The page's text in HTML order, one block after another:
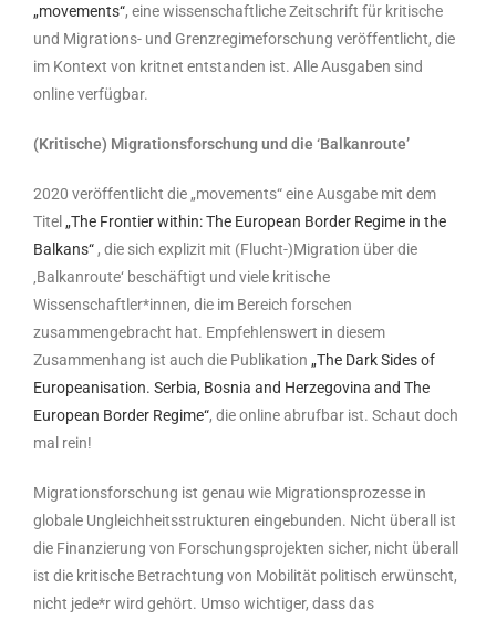
„movements“, eine wissenschaftliche Zeitschrift für kritische
und Migrations- und Grenzregimeforschung veröffentlicht, die
im Kontext von kritnet entstanden ist. Alle Ausgaben sind
online verfügbar.
(Kritische) Migrationsforschung und die ‘Balkanroute’
2020 veröffentlicht die „movements“ eine Ausgabe mit dem
Titel „The Frontier within: The European Border Regime in the
Balkans“ , die sich explizit mit (Flucht-)Migration über die
‚Balkanroute‘ beschäftigt und viele kritische
Wissenschaftler*innen, die im Bereich forschen
zusammengebracht hat. Empfehlenswert in diesem
Zusammenhang ist auch die Publikation „The Dark Sides of
Europeanisation. Serbia, Bosnia and Herzegovina and The
European Border Regime“, die online abrufbar ist. Schaut doch
mal rein!
Migrationsforschung ist genau wie Migrationsprozesse in
globale Ungleichheitsstrukturen eingebunden. Nicht überall ist
die Finanzierung von Forschungsprojekten sicher, nicht überall
ist die kritische Betrachtung von Mobilität politisch erwünscht,
nicht jede*r wird gehört. Umso wichtiger, dass das